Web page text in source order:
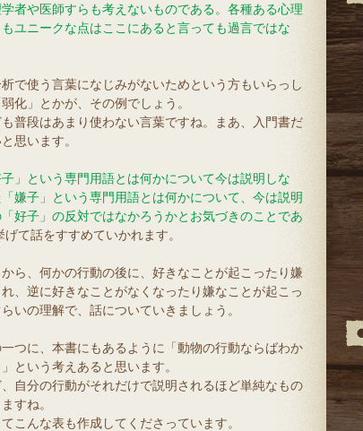
者や医師すらも考えないものである。各種ある心理
ユニークな点はここにあると言っても過言ではな
で使う言葉になじみがないためという方もいらっし
化」とかが、その例でしょう。
普段はあまり使わない言葉ですね。まあ、入門書だ
思います。
」という専門用語とは何かについて今は説明しな
嫌子」という専門用語とは何かについて、今は説明
好子」の反対ではなかろうかとお気づきのことであ
て話をすすめていかれます。
ら、何かの行動の後に、好きなことが起こったり嫌
、逆に好きなことがなくなったり嫌なことが起こっ
いの理解で、話についていきましょう。
つに、本書にもあるように「動物の行動ならばわか
という考えあると思います。
自分の行動がそれだけで説明されるほど単純なもの
すね。
こんな表も作成してくださっています。